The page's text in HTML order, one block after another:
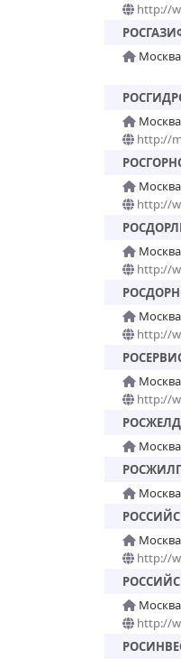
http://
http://
http://
http://
http://
http://
Москва,
http://
http://